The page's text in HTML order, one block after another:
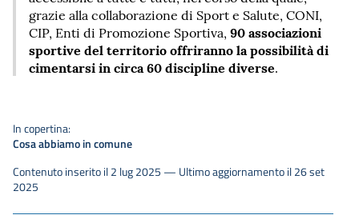
grazie alla collaborazione di Sport e Salute, CONI,
CIP, Enti di Promozione Sportiva, 90 associazioni
sportive del territorio offriranno la possibilità di
cimentarsi in circa 60 discipline diverse.
In copertina:
Cosa abbiamo in comune
Contenuto inserito il 2 lug 2025 — Ultimo aggiornamento il 26 set
2025